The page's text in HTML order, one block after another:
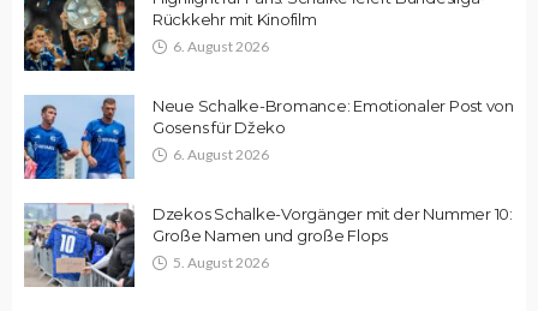
Rückkehr mit Kinofilm
6. August 2026
Neue Schalke-Bromance: Emotionaler Post von
Gosens für Džeko
6. August 2026
Dzekos Schalke-Vorgänger mit der Nummer 10:
Große Namen und große Flops
5. August 2026